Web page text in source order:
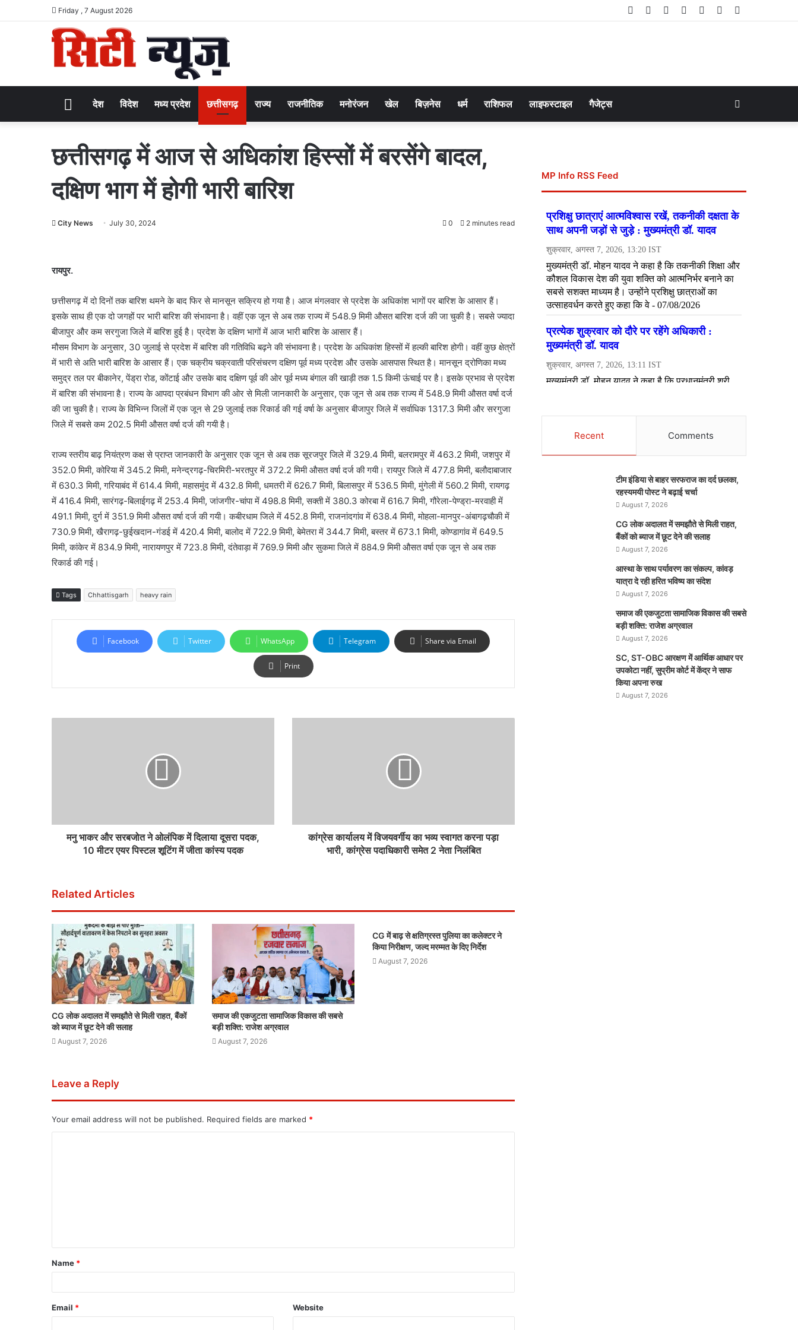
Friday , 7 August 2026 Telegram
Instagram
YouTube
LinkedIn
Twitter
Facebook
Homeदेश विदेश मध्य प्रदेश छत्तीसगढ़ राज्य राजनीतिक मनोरंजन खेल बिज़नेस धर्म राशिफल लाइफस्टाइल गैजेट्स
छत्तीसगढ़ में आज से अधिकांश हिस्सों में बरसेंगे बादल,
दक्षिण भाग में होगी भारी बारिश
City News July 30, 2024 0 2 minutes read
रायपुर.
छत्तीसगढ़ में दो दिनों तक बारिश थमने के बाद फिर से मानसून सक्रिय हो गया है। आज मंगलवार से प्रदेश के अधिकांश भागों पर बारिश के आसार हैं।
इसके साथ ही एक दो जगहों पर भारी बारिश की संभावना है। वहीं एक जून से अब तक राज्य में 548.9 मिमी औसत बारिश दर्ज की जा चुकी है। सबसे ज्यादा
बीजापुर और कम सरगुजा जिले में बारिश हुई है। प्रदेश के दक्षिण भागों में आज भारी बारिश के आसार हैं।
मौसम विभाग के अनुसार, 30 जुलाई से प्रदेश में बारिश की गतिविधि बढ़ने की संभावना है। प्रदेश के अधिकांश हिस्सों में हल्की बारिश होगी। वहीं कुछ क्षेत्रों
में भारी से अति भारी बारिश के आसार हैं। एक चक्रीय चक्रवाती परिसंचरण दक्षिण पूर्व मध्य प्रदेश और उसके आसपास स्थित है। मानसून द्रोणिका मध्य
समुद्र तल पर बीकानेर, पेंड्रा रोड, कोंटाई और उसके बाद दक्षिण पूर्व की ओर पूर्व मध्य बंगाल की खाड़ी तक 1.5 किमी ऊंचाई पर है। इसके प्रभाव से प्रदेश
में बारिश की संभावना है। राज्य के आपदा प्रबंधन विभाग की ओर से मिली जानकारी के अनुसार, एक जून से अब तक राज्य में 548.9 मिमी औसत वर्षा दर्ज
की जा चुकी है। राज्य के विभिन्न जिलों में एक जून से 29 जुलाई तक रिकार्ड की गई वर्षा के अनुसार बीजापुर जिले में सर्वाधिक 1317.3 मिमी और सरगुजा
जिले में सबसे कम 202.5 मिमी औसत वर्षा दर्ज की गयी है।
राज्य स्तरीय बाढ़ नियंत्रण कक्ष से प्राप्त जानकारी के अनुसार एक जून से अब तक सूरजपुर जिले में 329.4 मिमी, बलरामपुर में 463.2 मिमी, जशपुर में
352.0 मिमी, कोरिया में 345.2 मिमी, मनेन्द्रगढ़-चिरमिरी-भरतपुर में 372.2 मिमी औसत वर्षा दर्ज की गयी। रायपुर जिले में 477.8 मिमी, बलौदाबाजार
में 630.3 मिमी, गरियाबंद में 614.4 मिमी, महासमुंद में 432.8 मिमी, धमतरी में 626.7 मिमी, बिलासपुर में 536.5 मिमी, मुंगेली में 560.2 मिमी, रायगढ़
में 416.4 मिमी, सारंगढ़-बिलाईगढ़ में 253.4 मिमी, जांजगीर-चांपा में 498.8 मिमी, सक्ती में 380.3 कोरबा में 616.7 मिमी, गौरेला-पेण्ड्रा-मरवाही में
491.1 मिमी, दुर्ग में 351.9 मिमी औसत वर्षा दर्ज की गयी। कबीरधाम जिले में 452.8 मिमी, राजनांदगांव में 638.4 मिमी, मोहला-मानपुर-अंबागढ़चौकी में
730.9 मिमी, खैरागढ़-छुईखदान-गंडई में 420.4 मिमी, बालोद में 722.9 मिमी, बेमेतरा में 344.7 मिमी, बस्तर में 673.1 मिमी, कोण्डागांव में 649.5
मिमी, कांकेर में 834.9 मिमी, नारायणपुर में 723.8 मिमी, दंतेवाड़ा में 769.9 मिमी और सुकमा जिले में 884.9 मिमी औसत वर्षा एक जून से अब तक
रिकार्ड की गई।
Tags Chhattisgarh heavy rain
Facebook Twitter WhatsApp Telegram Share via Email
Print
मनु भाकर और सरबजोत ने ओलंप‍िक में दिलाया दूसरा पदक,
10 मीटर एयर पिस्टल शूटिंग में जीता कांस्य पदक
कांग्रेस कार्यालय में विजयवर्गीय का भव्य स्वागत करना पड़ा
भारी, कांग्रेस पदाधिकारी समेत 2 नेता निलंबित
Related Articles
CG लोक अदालत में समझौते से मिली राहत, बैंकों
को ब्याज में छूट देने की सलाह
August 7, 2026
समाज की एकजुटता सामाजिक विकास की सबसे
बड़ी शक्ति: राजेश अग्रवाल
August 7, 2026
CG में बाढ़ से क्षतिग्रस्त पुलिया का कलेक्टर ने
किया निरीक्षण, जल्द मरम्मत के दिए निर्देश
August 7, 2026
Leave a Reply
Your email address will not be published. Required fields are marked *
Name *
Email * Website
MP Info RSS Feed
Recent Comments
टीम इंडिया से बाहर सरफराज का दर्द छलका,
रहस्यमयी पोस्ट ने बढ़ाई चर्चा
August 7, 2026
CG लोक अदालत में समझौते से मिली राहत,
बैंकों को ब्याज में छूट देने की सलाह
August 7, 2026
आस्था के साथ पर्यावरण का संकल्प, कांवड़
यात्रा दे रही हरित भविष्य का संदेश
August 7, 2026
समाज की एकजुटता सामाजिक विकास की सबसे
बड़ी शक्ति: राजेश अग्रवाल
August 7, 2026
SC, ST-OBC आरक्षण में आर्थिक आधार पर
उपकोटा नहीं, सुप्रीम कोर्ट में केंद्र ने साफ
किया अपना रुख
August 7, 2026